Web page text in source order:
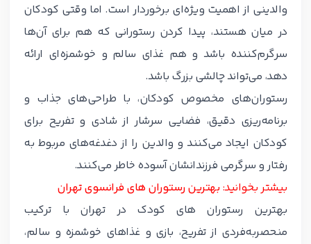
والدینی از اهمیت ویژه‌ای برخوردار است. اما وقتی کودکان
در میان هستند، پیدا کردن رستورانی که هم برای آن‌ها
سرگرم‌کننده باشد و هم غذای سالم و خوشمزه‌ای ارائه
دهد، می‌تواند چالشی بزرگ باشد.
رستوران‌های مخصوص کودکان، با طراحی‌های جذاب و
برنامه‌ریزی دقیق، فضایی سرشار از شادی و تفریح برای
کودکان ایجاد می‌کنند و والدین را از دغدغه‌های مربوط به
رفتار و سرگرمی فرزندانشان آسوده خاطر می‌کنند.
بیشتر بخوانید:بهترین رستوران های فرانسوی تهران
بهترین رستوران های کودک در تهران با ترکیب
منحصربه‌فردی از تفریح، بازی و غذاهای خوشمزه و سالم،